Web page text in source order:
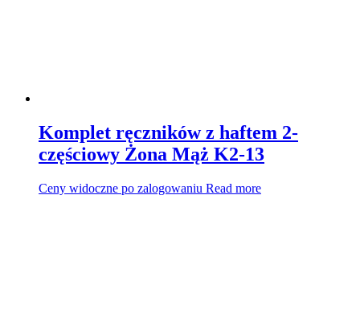
Komplet ręczników z haftem 2-
częściowy Żona Mąż K2-13
Ceny widoczne po zalogowaniu Read more